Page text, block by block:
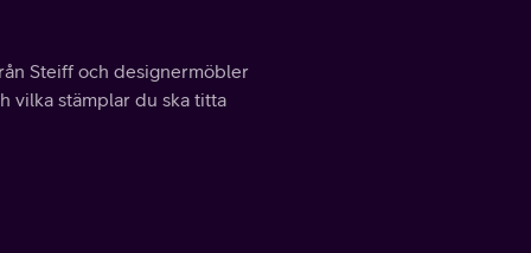
Steiff och designermöbler
vilka stämplar du ska titta